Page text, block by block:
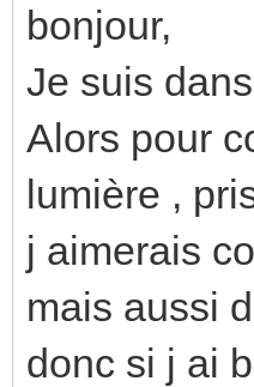
bonjour,
Je suis
Alors pour
lumière ,
j aimerais
mais aussi
donc si j ai